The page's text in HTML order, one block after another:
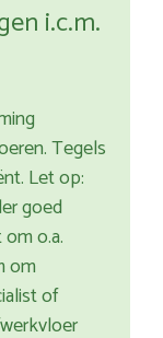
i.c.m.
Tegels
Let op:
goed
o.a.
om
of